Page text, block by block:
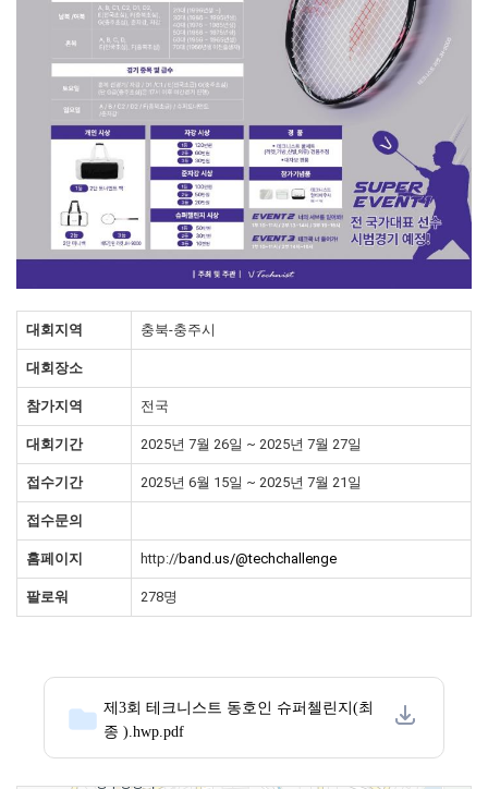
대회지역 충북-충주시
대회장소
참가지역 전국
대회기간 2025년 7월 26일 ~ 2025년 7월 27일
접수기간 2025년 6월 15일 ~ 2025년 7월 21일
접수문의
홈페이지 http://band.us/@techchallenge
팔로워 278명
제3회 테크니스트 동호인 슈퍼첼린지(최
종 ).hwp.pdf